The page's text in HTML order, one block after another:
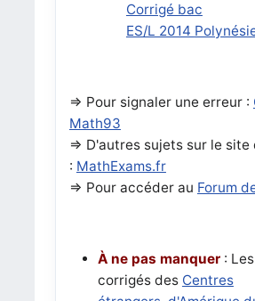
Corrigé bac
ES/L 2014
=> Pour signaler une erreur :
Math93
=> D'autres sujets sur le site
: MathExams.fr
=> Pour accéder au Forum
À ne pas manquer:
corrigés des Centres